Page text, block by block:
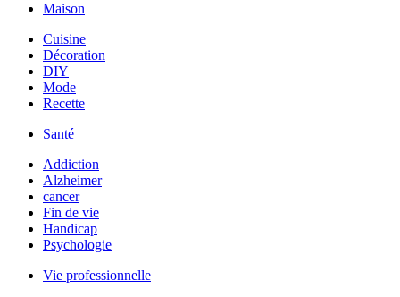
Maison
Cuisine
Décoration
DIY
Mode
Recette
Santé
Addiction
Alzheimer
cancer
Fin de vie
Handicap
Psychologie
Vie professionnelle